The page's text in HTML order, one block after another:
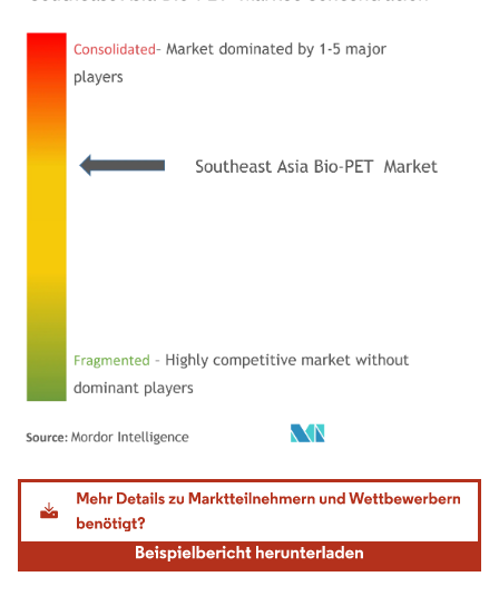
Bild © Mordor Intelligence. Wiederverwendung erfordert Namensnennung gemäß